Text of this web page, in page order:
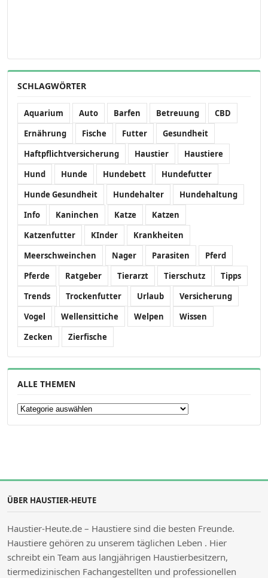
SCHLAGWÖRTER
Aquarium Auto Barfen Betreuung
CBD
Ernährung
Fische Futter
Gesundheit
Haftpflichtversicherung
Haustier
Haustiere
Hund
Hunde Hundebett
Hundefutter
Hunde Gesundheit
Hundehalter
Hundehaltung
Info
Kaninchen Katze
Katzen
Katzenfutter
KInder
Krankheiten
Meerschweinchen
Nager Parasiten
Pferd
Pferde
Ratgeber Tierarzt Tierschutz
Tipps
Trends
Trockenfutter Urlaub
Versicherung
Vogel
Wellensittiche Welpen
Wissen
Zecken
Zierfische
ALLE THEMEN
Alle Themen
ÜBER HAUSTIER-HEUTE
Haustier-Heute.de – Haustiere sind die besten Freunde.
Haustiere gehören zu unserem täglichen Leben . Hier
schreibt ein Team aus langjährigen Haustierbesitzern,
tiermedizinischen Fachangestellten und professionellen